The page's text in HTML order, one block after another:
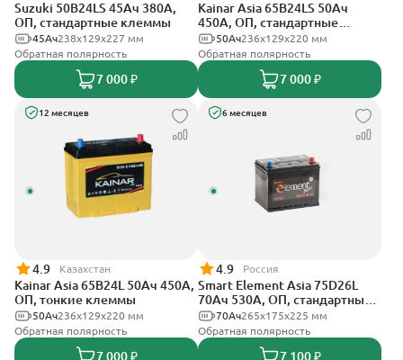
Suzuki 50B24LS 45Ач 380А,
ОП, стандартные клеммы
238х129х227 мм
45Ач
Обратная полярность
7 000 ₽
Kainar Asia 65B24LS 50Ач
450А, ОП, стандартные
клеммы236х129х220 мм
50Ач
Обратная полярность
7 000 ₽
12 месяцев
4.9 Казахстан
Kainar Asia 65B24L 50Ач 450А,
ОП, тонкие клеммы
236х129х220 мм
50Ач
Обратная полярность
7 000 ₽
6 месяцев
4.9 Россия
Smart Element Asia 75D26L
70Ач 530А, ОП, стандартные
клеммы265x175x225 мм
70Ач
Обратная полярность
7 100 ₽